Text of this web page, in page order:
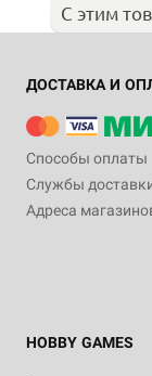
С этим
ДОСТАВКА И
Способы оплаты
Службы
Адреса
HOBBY GAMES